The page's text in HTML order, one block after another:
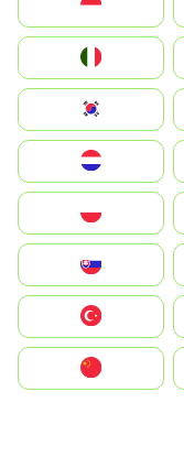
South Korea
United States
中國香港特別行政區